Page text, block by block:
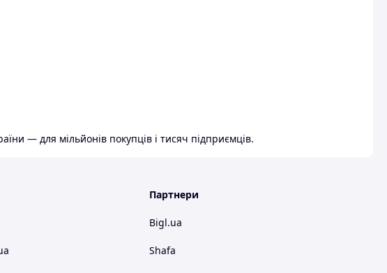
— для мільйонів покупців і тисяч підприємців.
Партнери
Bigl.ua
Shafa